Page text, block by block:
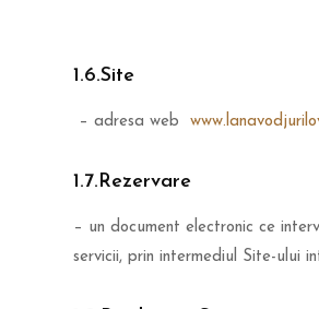
1.6.Site
– adresa web
1.7.Rezervare
– un document electronic ce
servicii, prin intermediul Site-ului